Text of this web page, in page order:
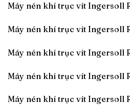
Máy nén khí trục vít Ingersoll
Máy nén khí trục vít Ingersoll
Máy nén khí trục vít Ingersoll
Máy nén khí trục vít Ingersoll
Máy nén khí trục vít Ingersoll